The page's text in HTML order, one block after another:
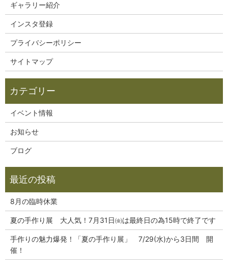
ギャラリー紹介
インスタ登録
プライバシーポリシー
サイトマップ
イベント情報
お知らせ
ブログ
8月の臨時休業
夏の手作り展 大人気！7月31日㈮は最終日の為15時で終了です
手作りの魅力爆発！「夏の手作り展」 7/29(水)から3日間 開
催！